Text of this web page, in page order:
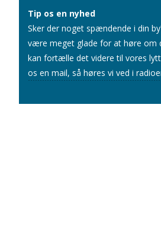
Tip os en nyhed
Sker der noget spændende i din
være meget glade for at høre om
kan fortælle det videre til vores
os en mail, så høres vi ved i